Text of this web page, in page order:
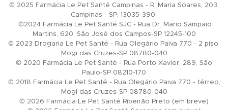
© 2025 Farmácia Le Pet Santé Campinas - R. Maria Soares, 203,
Campinas - SP, 13035-390
©2024 Farmácia Le Pet Santé SJC - Rua Dr. Mario Sampaio
Martins, 620, São José dos Campos-SP 12245-100
© 2023 Drogaria Le Pet Santé - Rua Olegário Paiva 770 - 2 piso,
Mogi das Cruzes-SP 08780-040
© 2020 Farmácia Le Pet Santé - Rua Porto Xavier, 289, São
Paulo-SP 08210-170
© 2018 Farmácia Le Pet Santé - Rua Olegário Paiva 770 - térreo,
Mogi das Cruzes-SP 08780-040
© 2026 Farmácia Le Pet Santé Ribeirão Preto (em breve)